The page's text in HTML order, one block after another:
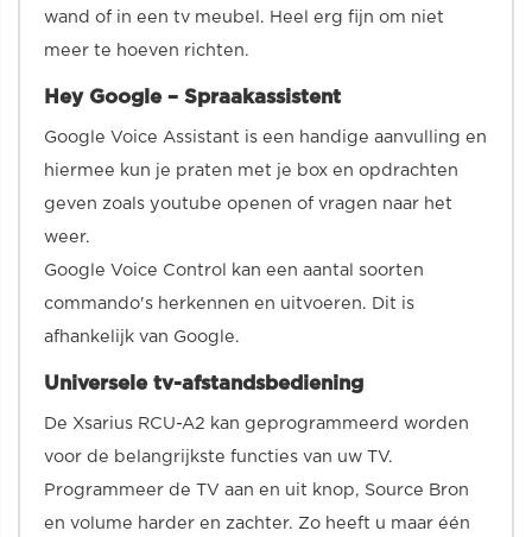
wand of in een tv meubel. Heel erg fijn om niet
meer te hoeven richten.
Hey Google – Spraakassistent
Google Voice Assistant is een handige aanvulling en
hiermee kun je praten met je box en opdrachten
geven zoals youtube openen of vragen naar het
weer.
Google Voice Control kan een aantal soorten
commando's herkennen en uitvoeren. Dit is
afhankelijk van Google.
Universele tv-afstandsbediening
De Xsarius RCU-A2 kan geprogrammeerd worden
voor de belangrijkste functies van uw TV.
Programmeer de TV aan en uit knop, Source Bron
en volume harder en zachter. Zo heeft u maar één